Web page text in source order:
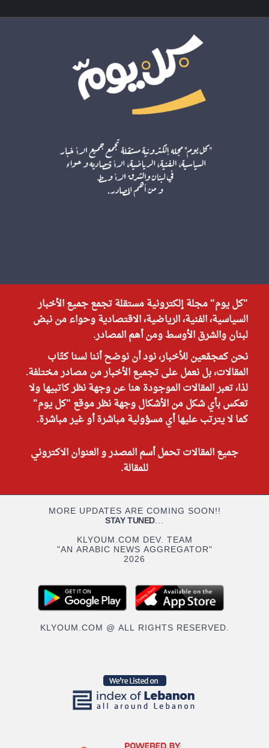
"كل يوم" مجلة إلكترونية مستقلة تجمع جميع الأخبار
السياسية، الفنية، الرياضية، الاقتصادية وحواء من نبض
لبنان والشرق الأوسط ومن أهم المصادر.
نحن كمجمّعين للأخبار، نود أن نوضح أننا لسنا كتّاب
المقالات، بل نعمل على تجميع الأخبار من مصادر مختلفة.
لذا، تعبر المقالات الموجودة هنا عن وجهة نظر كاتبيها ولا
تعكس بأي شكل من الأشكال وجهة نظر موقع "كل يوم"
كما لا يترتب عليها أي مسؤولية مباشرة أو غير مباشرة.
جميع المقالات تحمل أسم المصدر و العنوان الاكتروني
للمقالة.
MORE UPDATES ARE COMING SOON!!
STAY TUNED...
KLYOUM.COM DEV. TEAM
"AN ARABIC NEWS AGGREGATOR"
2026
KLYOUM.COM @ ALL RIGHTS RESERVED.